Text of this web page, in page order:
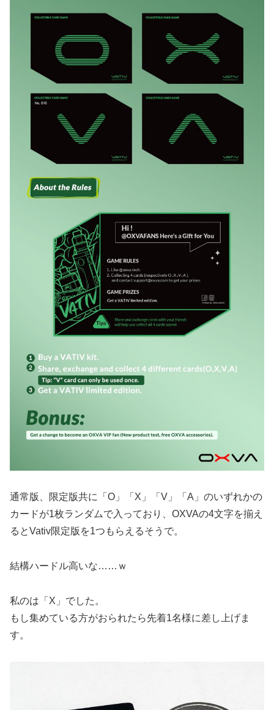
通常版、限定版共に「O」「X」「V」「A」のいずれかの
カードが1枚ランダムで入っており、OXVAの4文字を揃え
るとVativ限定版を1つもらえるそうで。
結構ハードル高いな……ｗ
私のは「X」でした。
もし集めている方がおられたら先着1名様に差し上げま
す。